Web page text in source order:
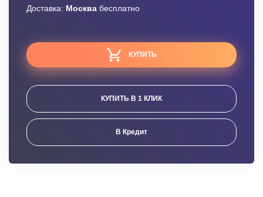
Доставка: Москва бесплатно
КУПИТЬ
КУПИТЬ В 1 КЛИК
В Кредит